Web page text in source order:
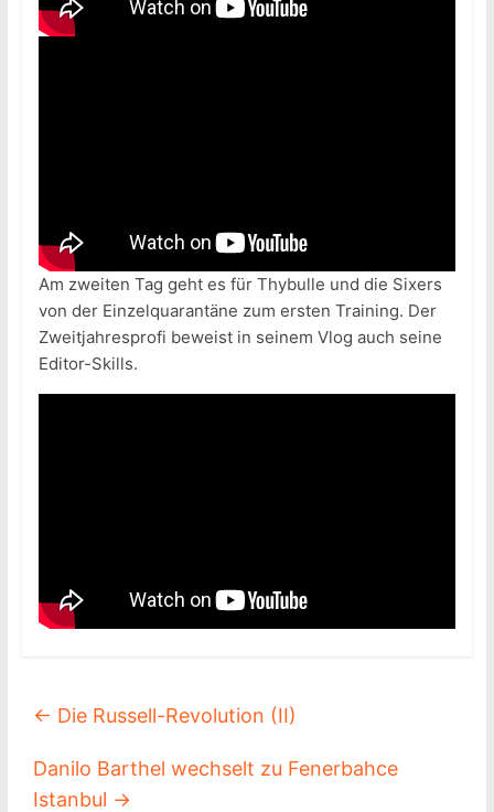
Am zweiten Tag geht es für Thybulle und die Sixers
von der Einzelquarantäne zum ersten Training. Der
Zweitjahresprofi beweist in seinem Vlog auch seine
Editor-Skills.
← Die Russell-Revolution (II)
Danilo Barthel wechselt zu Fenerbahce
Istanbul →